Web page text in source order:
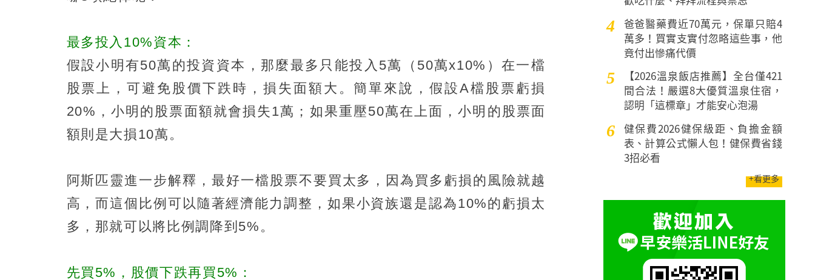
最多投入10%資本：
假設小明有50萬的投資資本，那麼最多只能投入5萬（50萬x10%）在一檔
股票上，可避免股價下跌時，損失面額大。簡單來說，假設A檔股票虧損
20%，小明的股票面額就會損失1萬；如果重壓50萬在上面，小明的股票面
額則是大損10萬。
阿斯匹靈進一步解釋，最好一檔股票不要買太多，因為買多虧損的風險就越
高，而這個比例可以隨著經濟能力調整，如果小資族還是認為10%的虧損太
多，那就可以將比例調降到5%。
先買5%，股價下跌再買5%：
4
爸爸醫藥費近70萬元，保單只賠4
萬多！買實支實付忽略這些事，他
竟付出慘痛代價
5
【2026溫泉飯店推薦】全台僅421
間合法！嚴選8大優質溫泉住宿，
認明「這標章」才能安心泡湯
6
健保費2026健保級距、負擔金額
表、計算公式懶人包！健保費省錢
3招必看
+看更多